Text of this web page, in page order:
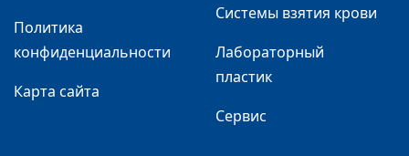
Политика
конфиденциальности
Карта сайта
Системы взятия крови
Лабораторный
пластик
Сервис